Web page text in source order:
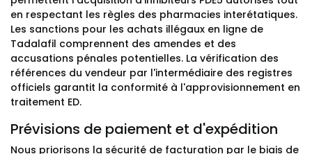
en respectant les règles des pharmacies interétatiques.
Les sanctions pour les achats illégaux en ligne de
Tadalafil comprennent des amendes et des
accusations pénales potentielles. La vérification des
références du vendeur par l'intermédiaire des registres
officiels garantit la conformité à l'approvisionnement en
traitement ED.
Prévisions de paiement et d'expédition
Nous priorisons la sécurité de facturation par le biais de